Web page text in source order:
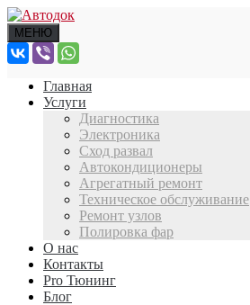
МЕНЮ
Главная
Услуги
Диагностика
Электроника
Сход развал
Автокондиционеры
Агрегатный ремонт
Техническое обслуживание
Ремонт узлов
Полировка фар
О нас
Контакты
Pro Тюнинг
Блог